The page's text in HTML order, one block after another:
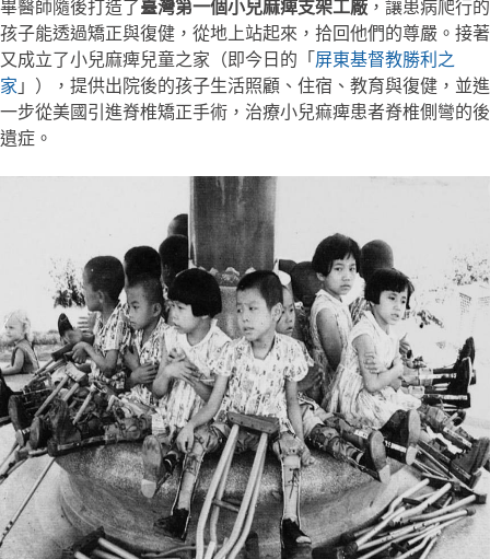
畢醫師隨後打造了臺灣第一個小兒麻痺支架工廠 ，讓患病爬行的
孩子能透過矯正與復健，從地上站起來，拾回他們的尊嚴。接著
又成立了小兒麻痺兒童之家（即今日的「 屏東基督教勝利之
家 」），提供出院後的孩子生活照顧、住宿、教育與復健，並進
一步從美國引進脊椎矯正手術，治療小兒痲痺患者脊椎側彎的後
遺症。